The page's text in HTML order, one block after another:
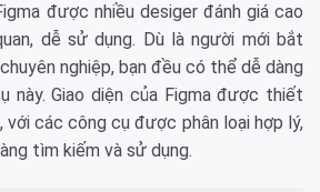
được nhiều desiger đánh giá cao
dễ sử dụng. Dù là người mới bắt
nghiệp, bạn đều có thể dễ dàng
này. Giao diện của Figma được thiết
với các công cụ được phân loại hợp lý,
tìm kiếm và sử dụng.